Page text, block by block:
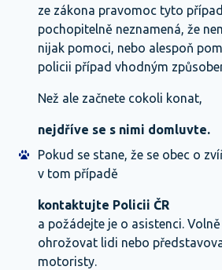
ze zákona pravomoc tyto
pochopitelně neznamená, že
nijak pomoci, nebo alespoň
policii případ vhodným
Než ale začnete cokoli konat,
nejdříve se s nimi domluvte.
Pokud se stane, že se obec o
v tom případě
kontaktujte Policii ČR
a požádejte je o asistenci.
ohrožovat lidi nebo
motoristy.